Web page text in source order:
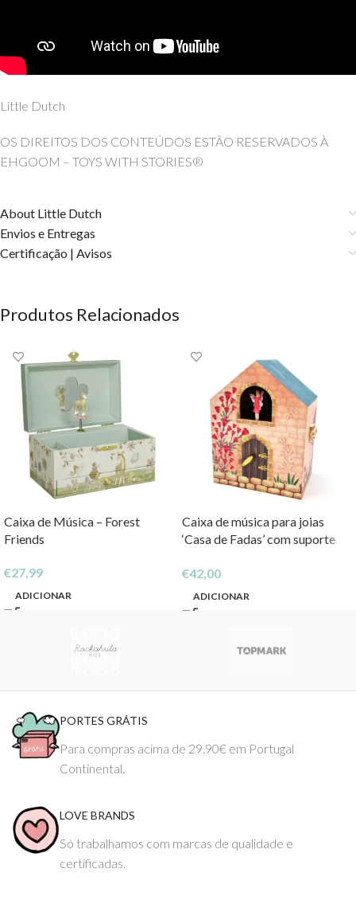
Little Dutch
OS DIREITOS DOS CONTEÚDOS ESTÃO RESERVADOS À
EHGOOM – TOYS WITH STORIES®
About Little Dutch
Envios e Entregas
Certificação | Avisos
Produtos Relacionados
Caixa de Música – Forest
Friends
€27,99
ADICIONAR
Caixa de música para joias
‘Casa de Fadas’ com suporte
€42,00
ADICIONAR
PORTES GRÁTIS
Para compras acima de 29.90€ em Portugal
Continental.
LOVE BRANDS
Só trabalhamos com marcas de qualidade e
certificadas.